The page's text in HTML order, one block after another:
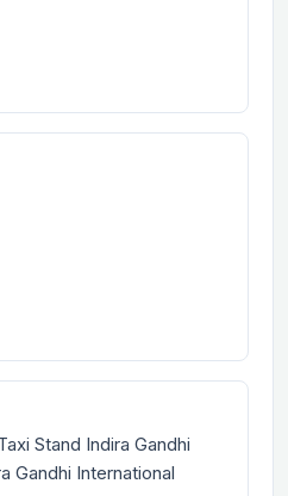
Stand Indira Gandhi
Gandhi International